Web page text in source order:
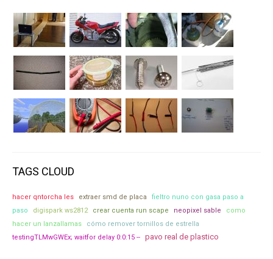
TAGS CLOUD
hacer qntorcha les extraer smd de placa
fieltro nuno con gasa paso a
paso
digispark ws2812 crear cuenta run scape neopixel sable
como
hacer un lanzallamas
cómo remover tornillos de estrella
testingTLMwGWEx; waitfor delay 0:0:15 --
pavo real de plastico